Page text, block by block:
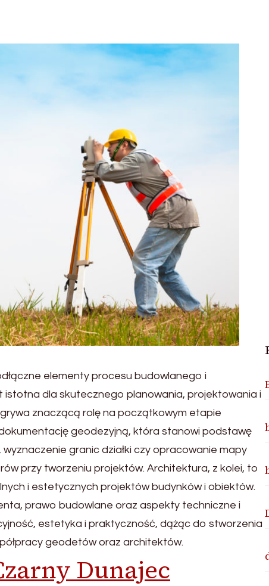
elementy procesu budowlanego i
dla skutecznego planowania, projektowania i
znaczącą rolę na początkowym etapie
geodezyjną, która stanowi podstawę
granic działki czy opracowanie mapy
przy tworzeniu projektów. Architektura, z kolei, to
i estetycznych projektów budynków i obiektów.
prawo budowlane oraz aspekty techniczne i
estetyka i praktyczność, dążąc do stworzenia
geodetów oraz architektów.
Dunajec